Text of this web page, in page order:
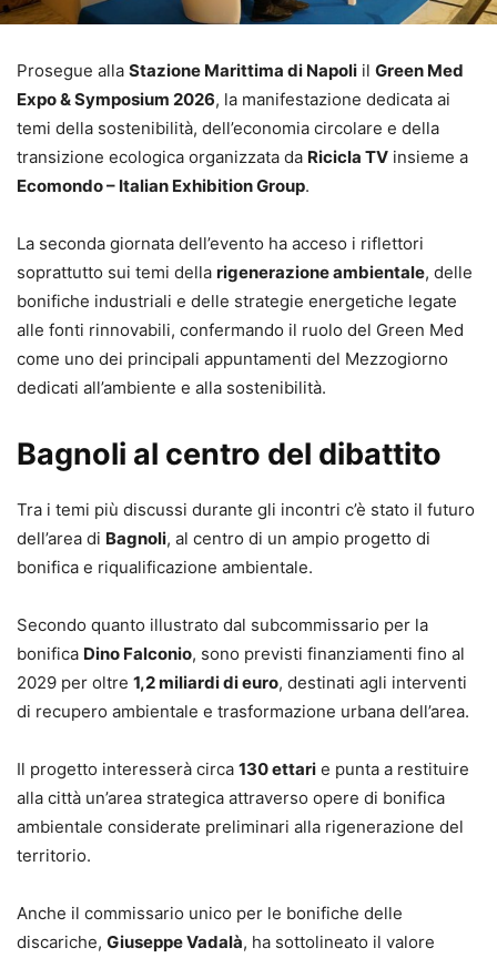
Prosegue alla Stazione Marittima di Napoli il Green Med
Expo & Symposium 2026, la manifestazione dedicata ai
temi della sostenibilità, dell’economia circolare e della
transizione ecologica organizzata da Ricicla TV insieme a
Ecomondo – Italian Exhibition Group.
La seconda giornata dell’evento ha acceso i riflettori
soprattutto sui temi della rigenerazione ambientale, delle
bonifiche industriali e delle strategie energetiche legate
alle fonti rinnovabili, confermando il ruolo del Green Med
come uno dei principali appuntamenti del Mezzogiorno
dedicati all’ambiente e alla sostenibilità.
Bagnoli al centro del dibattito
Tra i temi più discussi durante gli incontri c’è stato il futuro
dell’area di Bagnoli, al centro di un ampio progetto di
bonifica e riqualificazione ambientale.
Secondo quanto illustrato dal subcommissario per la
bonifica Dino Falconio, sono previsti finanziamenti fino al
2029 per oltre 1,2 miliardi di euro, destinati agli interventi
di recupero ambientale e trasformazione urbana dell’area.
Il progetto interesserà circa 130 ettari e punta a restituire
alla città un’area strategica attraverso opere di bonifica
ambientale considerate preliminari alla rigenerazione del
territorio.
Anche il commissario unico per le bonifiche delle
discariche, Giuseppe Vadalà, ha sottolineato il valore